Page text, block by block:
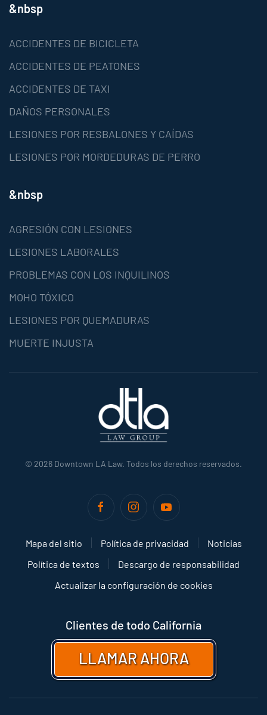
&nbsp
ACCIDENTES DE BICICLETA
ACCIDENTES DE PEATONES
ACCIDENTES DE TAXI
DAÑOS PERSONALES
LESIONES POR RESBALONES Y CAÍDAS
LESIONES POR MORDEDURAS DE PERRO
&nbsp
AGRESIÓN CON LESIONES
LESIONES LABORALES
PROBLEMAS CON LOS INQUILINOS
MOHO TÓXICO
LESIONES POR QUEMADURAS
MUERTE INJUSTA
© 2026 Downtown LA Law. Todos los derechos reservados.
Mapa del sitio Política de privacidad
Noticias
Política de textos
Descargo de responsabilidad
Actualizar la configuración de cookies
Clientes de todo California
LLAMAR AHORA